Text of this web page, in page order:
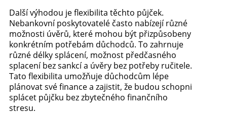
Další výhodou je flexibilita těchto půjček.
Nebankovní poskytovatelé často nabízejí různé
možnosti úvěrů, které mohou být přizpůsobeny
konkrétním potřebám důchodců. To zahrnuje
různé délky splácení, možnost předčasného
splacení bez sankcí a úvěry bez potřeby ručitele.
Tato flexibilita umožňuje důchodcům lépe
plánovat své finance a zajistit, že budou schopni
splácet půjčku bez zbytečného finančního
stresu.